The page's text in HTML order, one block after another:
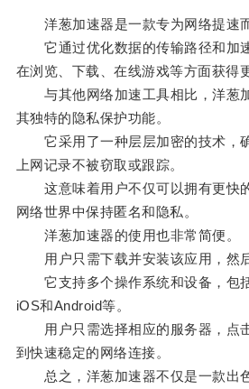
洋葱加速器是一款专为网络提速而
它通过优化数据的传输路径和加
在浏览、下载、在线游戏等方面获得
与其他网络加速工具相比，洋葱
其独特的隐私保护功能。
它采用了一种层层加密的技术，
上网记录不被窃取或跟踪。
这意味着用户不仅可以拥有更快
网络世界中保持匿名和隐私。
洋葱加速器的使用也非常简便。
用户只需下载并安装该应用，然后
它支持多个操作系统和设备，包括
iOS和Android等。
用户只需选择相应的服务器，点
到快速稳定的网络连接。
总之，洋葱加速器不仅是一款出